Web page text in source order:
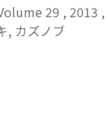
29 , 2013 ,
, カズノブ